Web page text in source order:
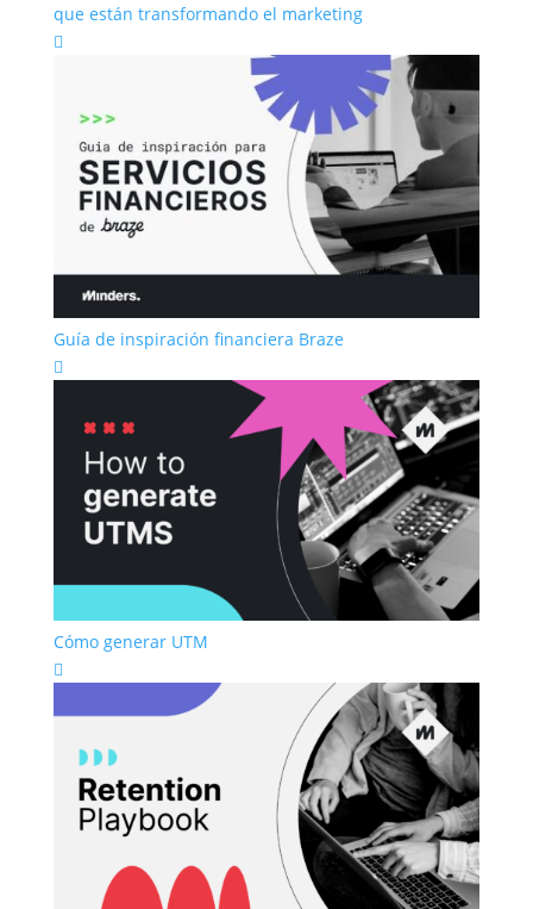
que están transformando el marketing

Guía de inspiración financiera Braze

Cómo generar UTM
